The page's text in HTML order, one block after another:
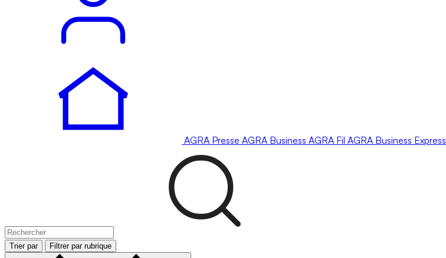
AGRA Presse AGRA Business AGRA Fil AGRA Business Express
Trier par Filtrer par rubrique